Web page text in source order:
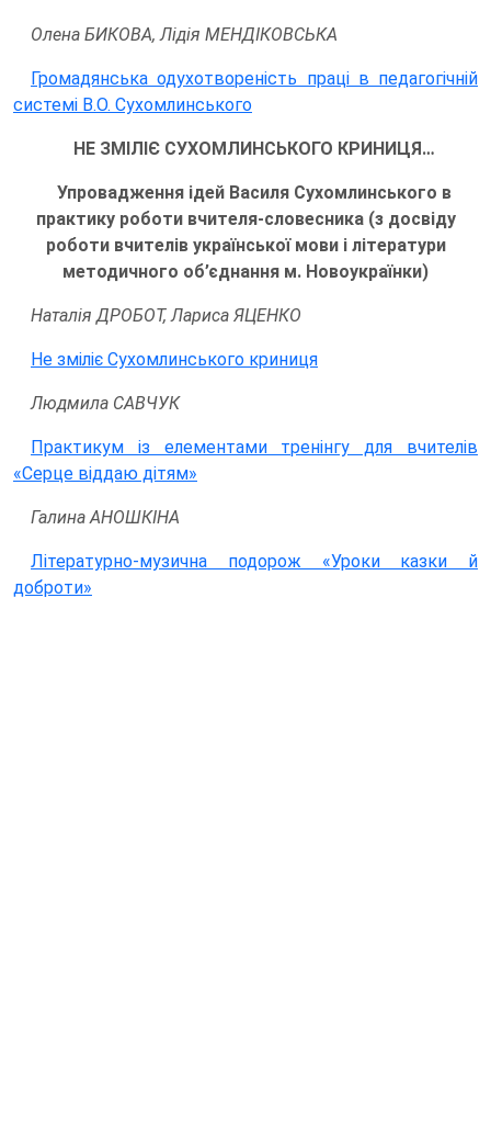
Олена БИКОВА, Лідія МЕНДІКОВСЬКА
Громадянська одухотвореність праці в педагогічній
системі В.О. Сухомлинського
НЕ ЗМІЛІЄ СУХОМЛИНСЬКОГО КРИНИЦЯ…
Упровадження ідей Василя Сухомлинського в
практику роботи вчителя-словесника (з досвіду
роботи вчителів української мови і літератури
методичного об’єднання м. Новоукраїнки)
Наталія ДРОБОТ, Лариса ЯЦЕНКО
Не зміліє Сухомлинського криниця
Людмила САВЧУК
Практикум із елементами тренінгу для вчителів
«Серце віддаю дітям»
Галина АНОШКІНА
Літературно-музична подорож «Уроки казки й
доброти»